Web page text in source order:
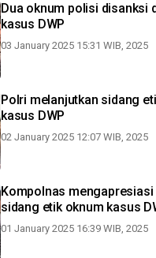
Dua oknum polisi disanksi
kasus DWP
03 January 2025 15:31 WIB, 2025
Polri melanjutkan sidang
kasus DWP
02 January 2025 12:07 WIB, 2025
Kompolnas
sidang etik oknum kasus
01 January 2025 16:39 WIB, 2025